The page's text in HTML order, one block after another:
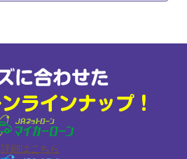
詳細はこちら